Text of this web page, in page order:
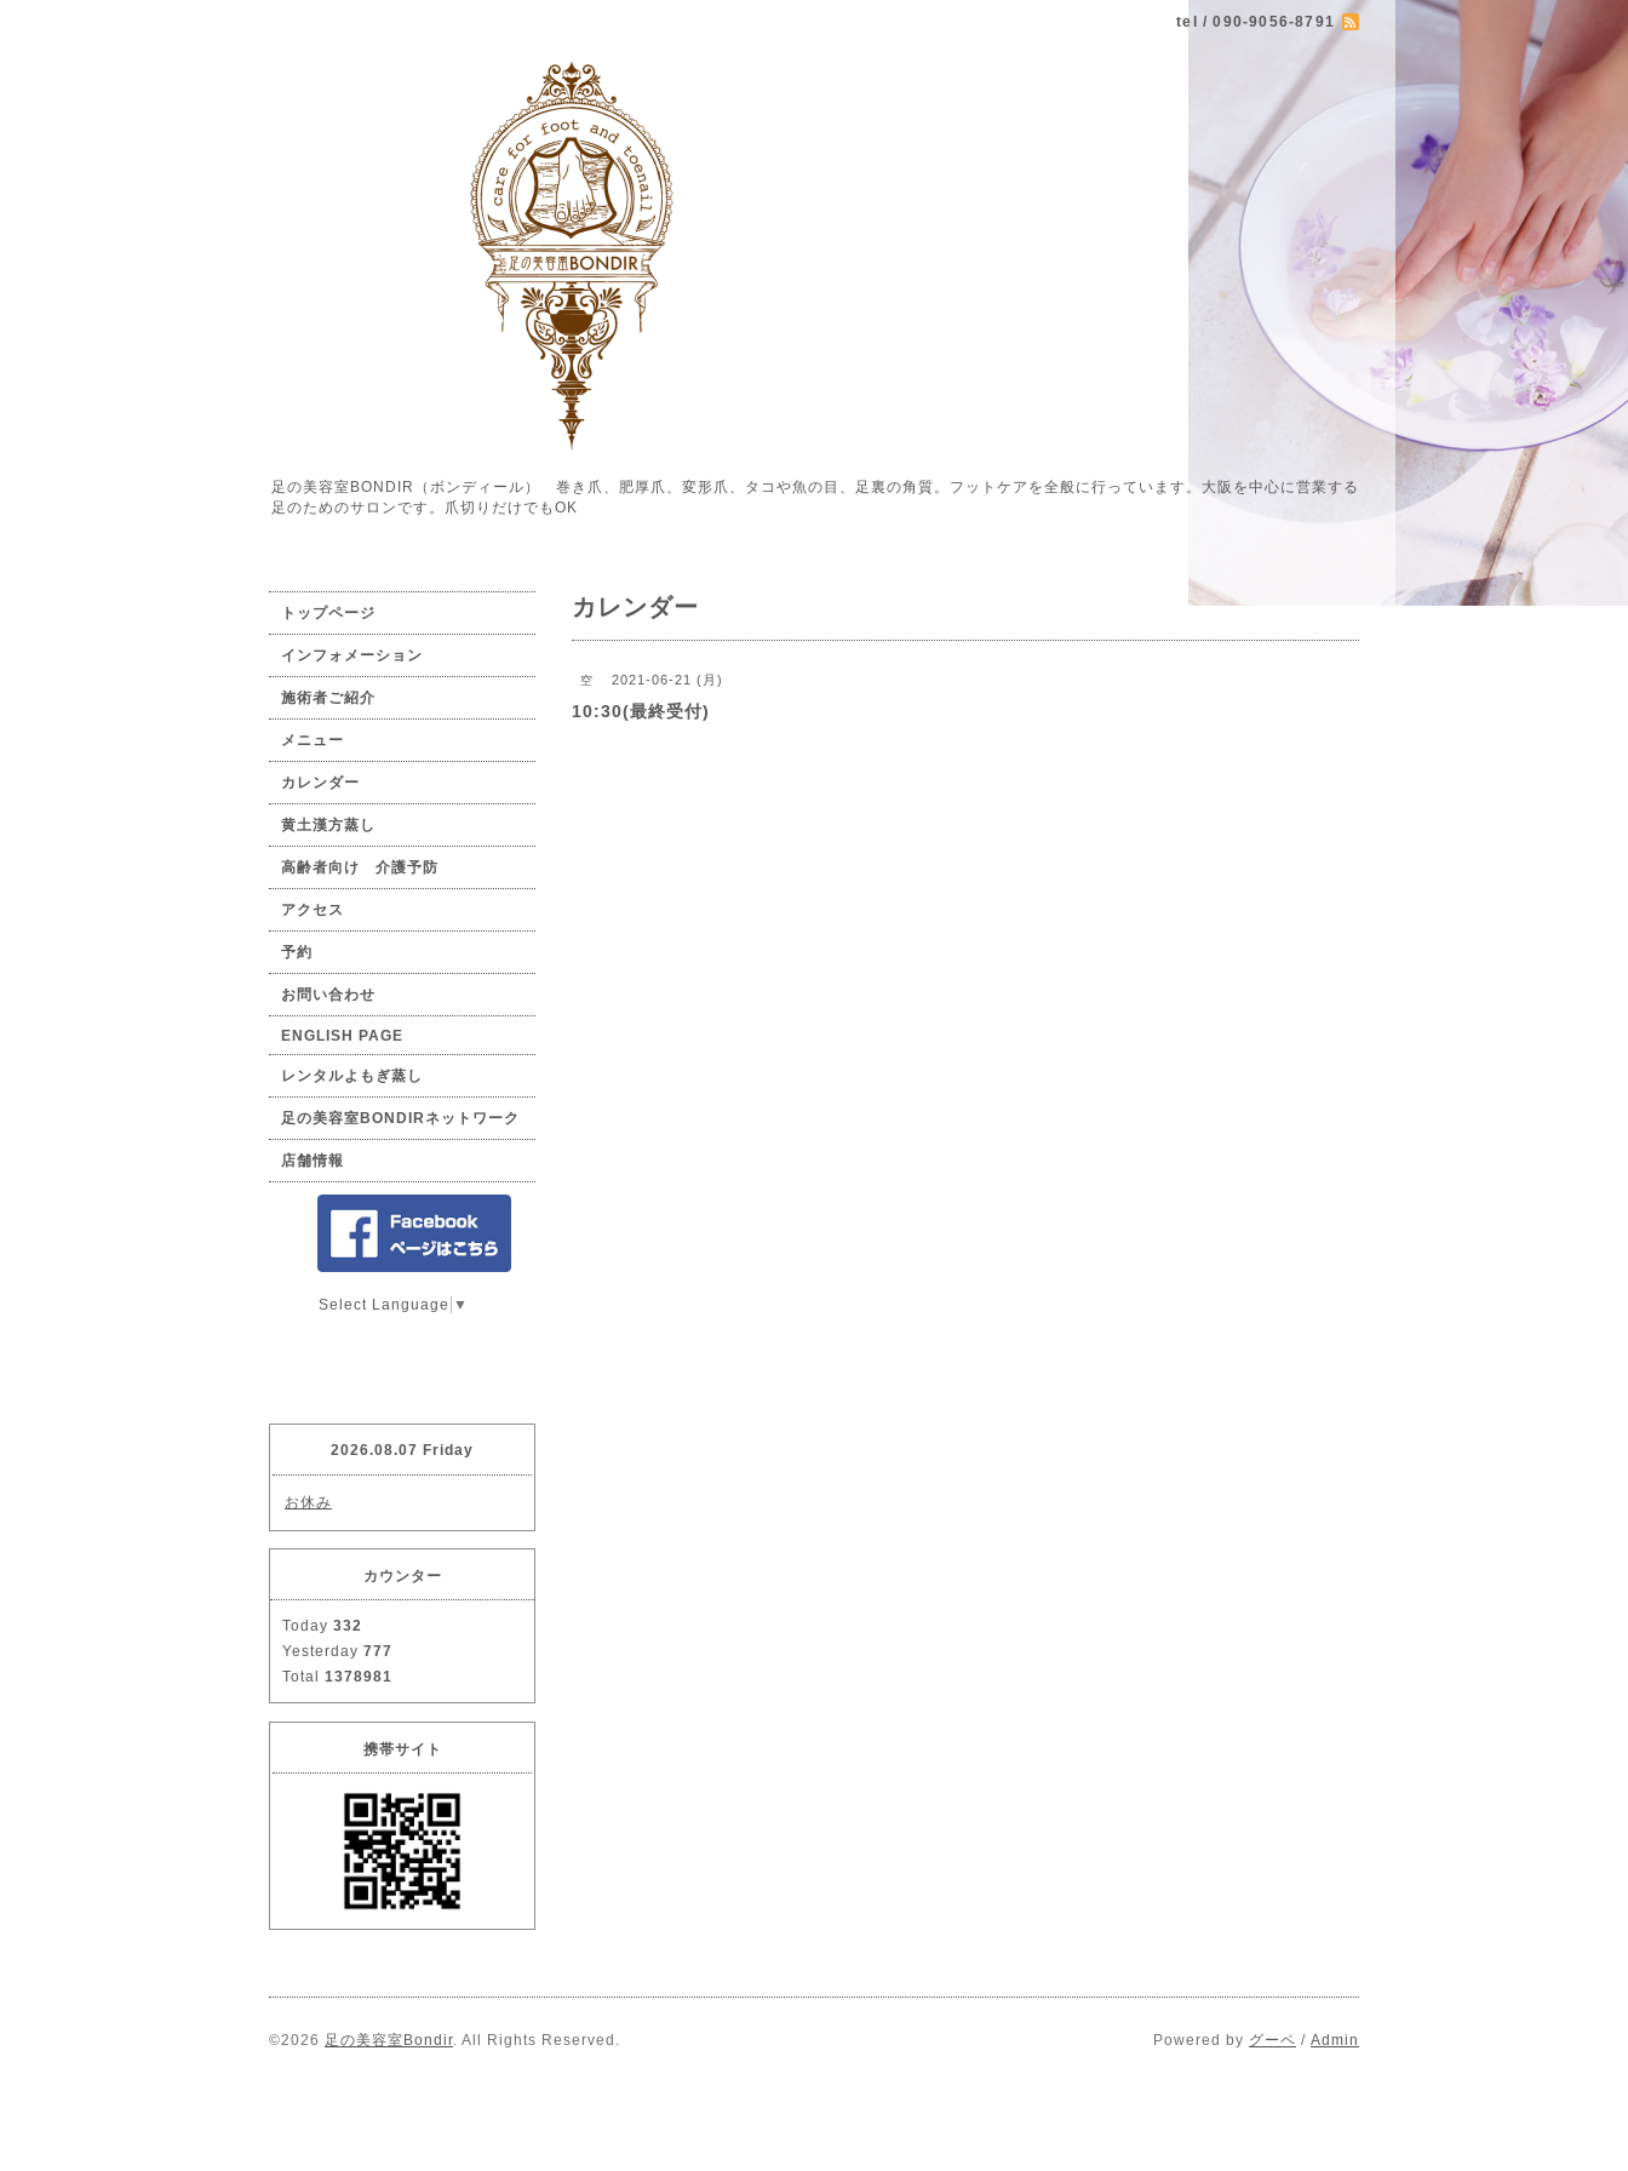
tel / 090-9056-8791
足の美容室BONDIR（ボンディール） 巻き爪、肥厚爪、変形爪、タコや魚の目、足裏の角質。フットケアを全般に行っています。大阪を中心に営業する
足のためのサロンです。爪切りだけでもOK
カレンダー
空 2021-06-21 (月)
10:30(最終受付)
トップページ
インフォメーション
施術者ご紹介
メニュー
カレンダー
黄土漢方蒸し
高齢者向け 介護予防
アクセス
予約
お問い合わせ
ENGLISH PAGE
レンタルよもぎ蒸し
足の美容室BONDIRネットワーク
店舗情報
Select Language ▼
2026.08.07 Friday
お休み
カウンター
Today 332
Yesterday 777
Total 1378981
携帯サイト
©2026 足の美容室Bondir. All Rights Reserved. Powered by グーペ / Admin